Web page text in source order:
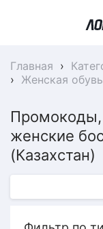
Главная ›
› Женская обувь
Промокоды,
женские
(Казахстан)